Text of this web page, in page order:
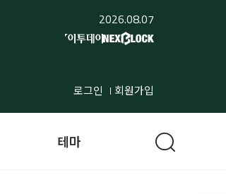
2026.08.07
로그인 회원가입
테마